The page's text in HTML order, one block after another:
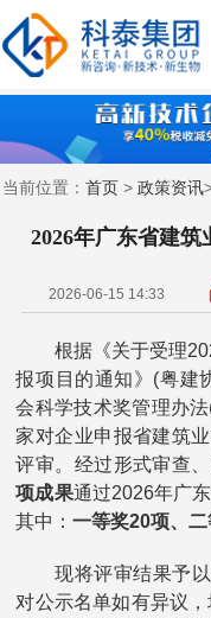
当前位置： 首页 > 政策资讯
2026年广东省建
2026-06-15 14:33
根据《关于受理
报项目的通知》(粤建
会科学技术奖管理办
家对企业申报省建筑
评审。经过形式审查
项成果通过2026年广
其中：一等奖20项、
现将评审结果予以
对公示名单如有异议